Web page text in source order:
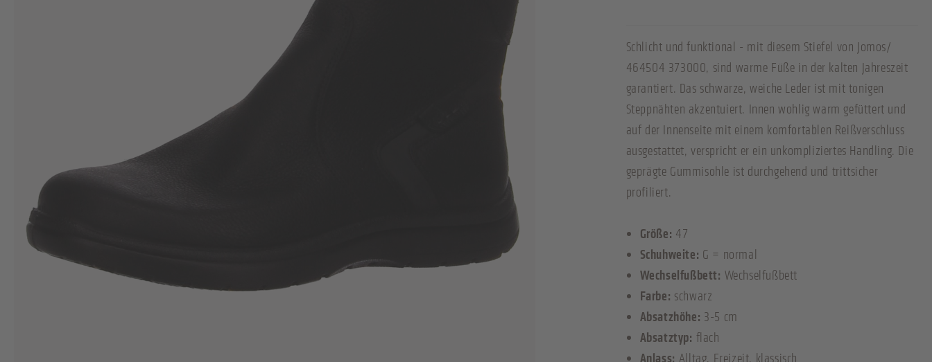
Schlicht und funktional - mit diesem Stiefel von Jomos/
464504 373000, sind warme Füße in der kalten Jahreszeit
garantiert. Das schwarze, weiche Leder ist mit tonigen
Steppnähten akzentuiert. Innen wohlig warm gefüttert und
auf der Innenseite mit einem komfortablen Reißverschluss
ausgestattet, verspricht er ein unkompliziertes Handling. Die
geprägte Gummisohle ist durchgehend und trittsicher
profiliert.
Größe: 47
Schuhweite: G = normal
Wechselfußbett: Wechselfußbett
Farbe: schwarz
Absatzhöhe: 3-5 cm
Absatztyp: flach
Anlass: Alltag, Freizeit, klassisch